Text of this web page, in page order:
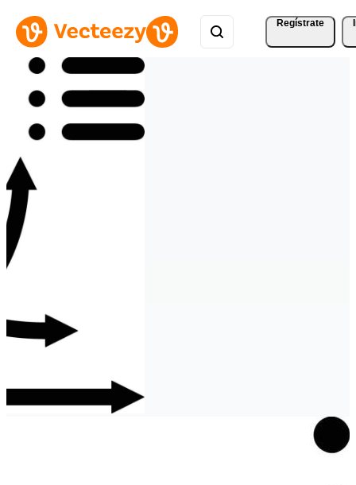
Regístrate